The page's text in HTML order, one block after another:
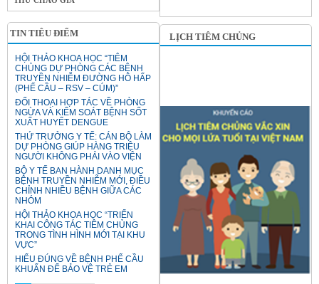
TIN TIÊU ĐIỂM
HỘI THẢO KHOA HỌC “TIÊM
CHỦNG DỰ PHÒNG CÁC BỆNH
TRUYỀN NHIỄM ĐƯỜNG HÔ HẤP
(PHẾ CẦU – RSV – CÚM)”
ĐỐI THOẠI HỢP TÁC VỀ PHÒNG
NGỪA VÀ KIỂM SOÁT BỆNH SỐT
XUẤT HUYẾT DENGUE
THỨ TRƯỞNG Y TẾ: CÁN BỘ LÀM
DỰ PHÒNG GIÚP HÀNG TRIỆU
NGƯỜI KHÔNG PHẢI VÀO VIỆN
BỘ Y TẾ BAN HÀNH DANH MỤC
BỆNH TRUYỀN NHIỄM MỚI, ĐIỀU
CHỈNH NHIỀU BỆNH GIỮA CÁC
NHÓM
HỘI THẢO KHOA HỌC “TRIỂN
KHAI CÔNG TÁC TIÊM CHỦNG
TRONG TÌNH HÌNH MỚI TẠI KHU
VỰC”
HIỂU ĐÚNG VỀ BỆNH PHẾ CẦU
KHUẨN ĐỂ BẢO VỆ TRẺ EM
LỊCH TIÊM CHỦNG